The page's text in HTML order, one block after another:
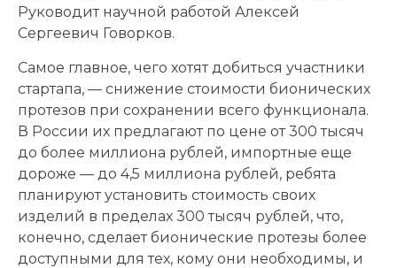
Руководит научной работой Алексей
Сергеевич Говорков.
Самое главное, чего хотят добиться участники
стартапа, — снижение стоимости бионических
протезов при сохранении всего функционала.
В России их предлагают по цене от 300 тысяч
до более миллиона рублей, импортные еще
дороже — до 4,5 миллиона рублей, ребята
планируют установить стоимость своих
изделий в пределах 300 тысяч рублей, что,
конечно, сделает бионические протезы более
доступными для тех, кому они необходимы, и